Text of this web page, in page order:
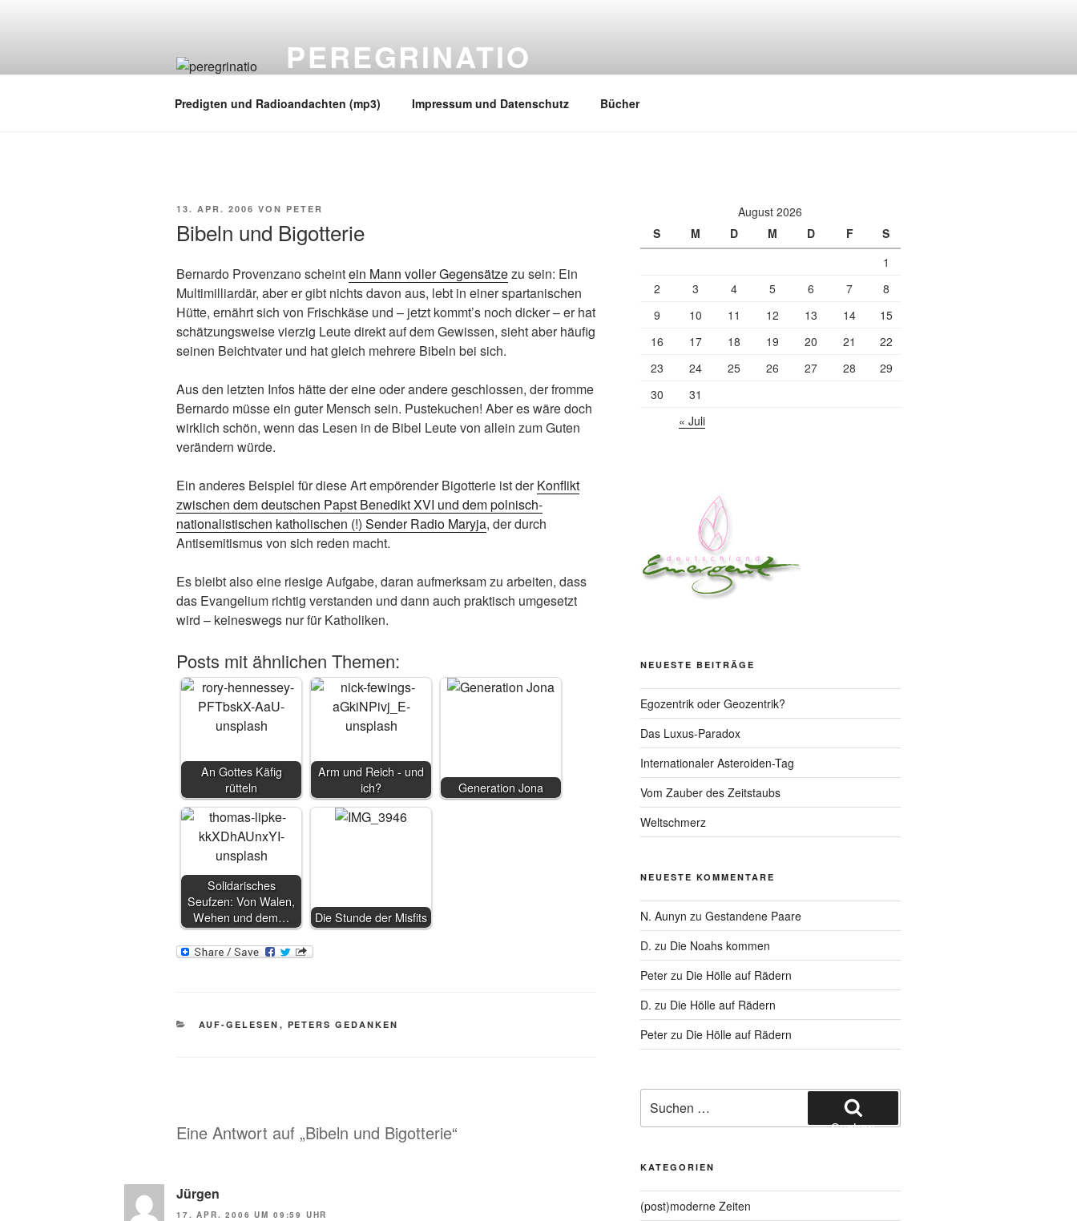
PEREGRINATIO
Predigten und Radioandachten (mp3) Impressum und Datenschutz Bücher
VERÖFFENTLICHT
13. APR. 2006 VON PETER
Bibeln und Bigotterie
Bernardo Provenzano scheintein Mann voller Gegensätzezu sein: Ein
Multimilliardär, aber er gibt nichts davon aus, lebt in einer spartanischen
Hütte, ernährt sich von Frischkäse und – jetzt kommt’s noch dicker – er hat
schätzungsweise vierzig Leute direkt auf dem Gewissen, sieht aber häufig
seinen Beichtvater und hat gleich mehrere Bibeln bei sich.
Aus den letzten Infos hätte der eine oder andere geschlossen, der fromme
Bernardo müsse ein guter Mensch sein. Pustekuchen! Aber es wäre doch
wirklich schön, wenn das Lesen in de Bibel Leute von allein zum Guten
verändern würde.
Ein anderes Beispiel für diese Art empörender Bigotterie ist derKonflikt
zwischen dem deutschen Papst Benedikt XVI und dem polnisch-
nationalistischen katholischen (!) Sender Radio Maryja, der durch
Antisemitismus von sich reden macht.
Es bleibt also eine riesige Aufgabe, daran aufmerksam zu arbeiten, dass
das Evangelium richtig verstanden und dann auch praktisch umgesetzt
wird – keineswegs nur für Katholiken.
Posts mit ähnlichen Themen:
An Gottes Käfig
rütteln
Arm und Reich - und
ich?
Generation Jona
Solidarisches
Seufzen: Von Walen,
Wehen und dem…
Die Stunde der Misfits
KATEGORIEN
AUF-GELESEN , PETERS GEDANKEN
Eine Antwort auf „Bibeln und Bigotterie“
Jürgen
17. APR. 2006 UM 09:59 UHR
August 2026
S
M D M D F
S
1
2
3 4 5 6 7
8
9
10 11 12 13 14
15
16
17 18 19 20 21
22
23
24 25 26 27 28
29
30
31
« Juli
NEUESTE BEITRÄGE
Egozentrik oder Geozentrik?
Das Luxus-Paradox
Internationaler Asteroiden-Tag
Vom Zauber des Zeitstaubs
Weltschmerz
NEUESTE KOMMENTARE
N. Aunyn zu Gestandene Paare
D. zu Die Noahs kommen
Peterzu Die Hölle auf Rädern
D. zu Die Hölle auf Rädern
Peterzu Die Hölle auf Rädern
nach:
Suchen
KATEGORIEN
(post)moderne Zeiten